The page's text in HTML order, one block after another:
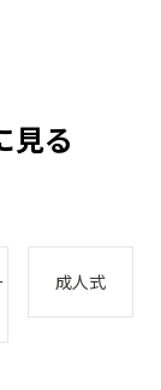
見る
成人式